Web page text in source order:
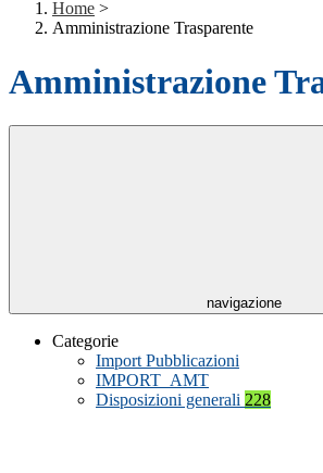
Home >
Amministrazione Trasparente
Amministrazione
navigazione
Categorie
Import Pubblicazioni
IMPORT_AMT
Disposizioni generali 228